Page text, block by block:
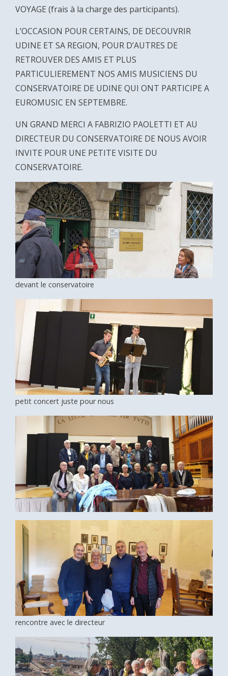
VOYAGE (frais à la charge des participants).
L’OCCASION POUR CERTAINS, DE DECOUVRIR
UDINE ET SA REGION, POUR D’AUTRES DE
RETROUVER DES AMIS ET PLUS
PARTICULIEREMENT NOS AMIS MUSICIENS DU
CONSERVATOIRE DE UDINE QUI ONT PARTICIPE A
EUROMUSIC EN SEPTEMBRE.
UN GRAND MERCI A FABRIZIO PAOLETTI ET AU
DIRECTEUR DU CONSERVATOIRE DE NOUS AVOIR
INVITE POUR UNE PETITE VISITE DU
CONSERVATOIRE.
devant le conservatoire
petit concert juste pour nous
rencontre avec le directeur